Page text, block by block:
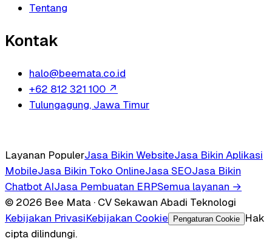
Tentang
Kontak
halo@beemata.co.id
+62 812 321 100 ↗
Tulungagung, Jawa Timur
Layanan PopulerJasa Bikin WebsiteJasa Bikin Aplikasi
MobileJasa Bikin Toko OnlineJasa SEOJasa Bikin
Chatbot AIJasa Pembuatan ERPSemua layanan →
© 2026 Bee Mata · CV Sekawan Abadi Teknologi
Kebijakan PrivasiKebijakan Cookie Pengaturan Cookie
Hak
cipta dilindungi.